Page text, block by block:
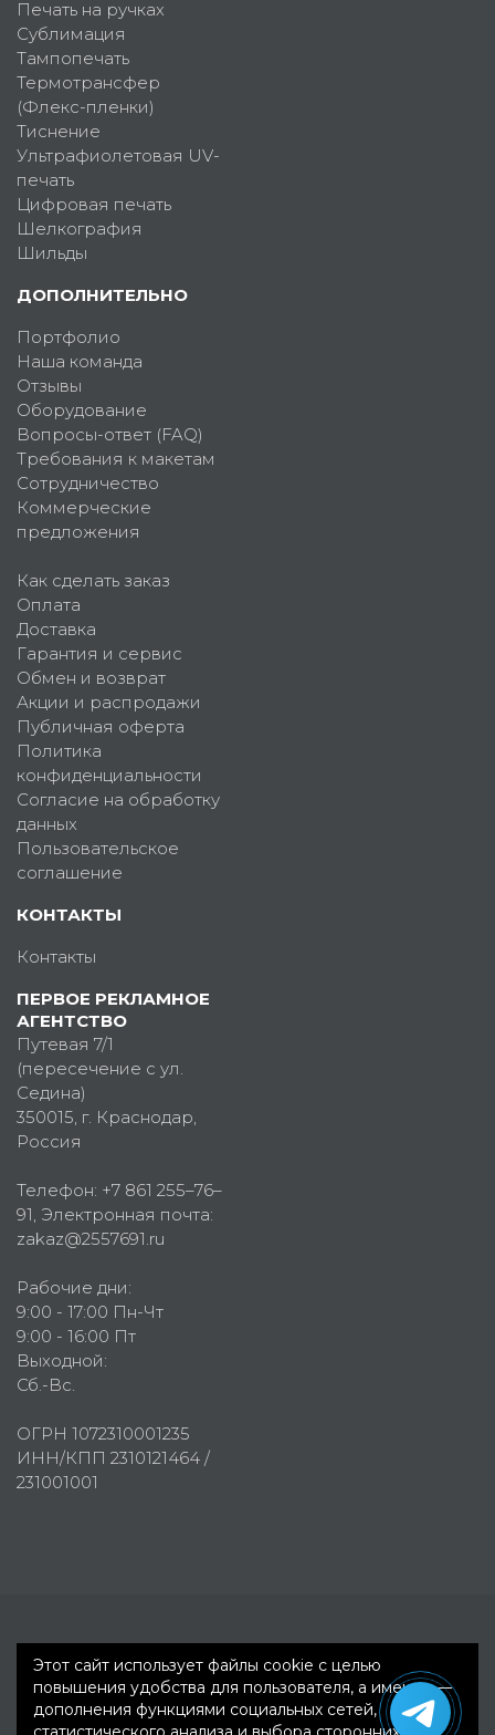
Печать на ручках
Сублимация
Тампопечать
Термотрансфер
(Флекс-пленки)
Тиснение
Ультрафиолетовая UV-
печать
Цифровая печать
Шелкография
Шильды
ДОПОЛНИТЕЛЬНО
Портфолио
Наша команда
Отзывы
Оборудование
Вопросы-ответ (FAQ)
Требования к макетам
Сотрудничество
Коммерческие
предложения
Как сделать заказ
Оплата
Доставка
Гарантия и сервис
Обмен и возврат
Акции и распродажи
Публичная оферта
Политика
конфиденциальности
Согласие на обработку
данных
Пользовательское
соглашение
КОНТАКТЫ
Контакты
ПЕРВОЕ РЕКЛАМНОЕ
АГЕНТСТВО
Путевая 7/1
(пересечение с ул.
Седина)
350015, г. Краснодар,
Россия
Телефон: +7 861 255–76–
91, Электронная почта:
zakaz@2557691.ru
Рабочие дни:
9:00 - 17:00 Пн-Чт
9:00 - 16:00 Пт
Выходной:
Сб.-Вс.
ОГРН 1072310001235
ИНН/КПП 2310121464 /
231001001
Этот сайт использует файлы cookie с целью
повышения удобства для пользователя, а именно —
дополнения функциями социальных сетей,